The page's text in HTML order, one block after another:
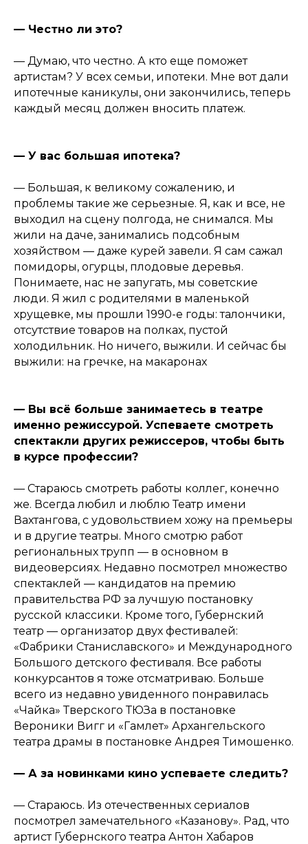
— Честно ли это?
— Думаю, что честно. А кто еще поможет
артистам? У всех семьи, ипотеки. Мне вот дали
ипотечные каникулы, они закончились, теперь
каждый месяц должен вносить платеж.
— У вас большая ипотека?
— Большая, к великому сожалению, и
проблемы такие же серьезные. Я, как и все, не
выходил на сцену полгода, не снимался. Мы
жили на даче, занимались подсобным
хозяйством — даже курей завели. Я сам сажал
помидоры, огурцы, плодовые деревья.
Понимаете, нас не запугать, мы советские
люди. Я жил с родителями в маленькой
хрущевке, мы прошли 1990-е годы: талончики,
отсутствие товаров на полках, пустой
холодильник. Но ничего, выжили. И сейчас бы
выжили: на гречке, на макаронах
— Вы всё больше занимаетесь в театре
именно режиссурой. Успеваете смотреть
спектакли других режиссеров, чтобы быть
в курсе профессии?
— Стараюсь смотреть работы коллег, конечно
же. Всегда любил и люблю Театр имени
Вахтангова, с удовольствием хожу на премьеры
и в другие театры. Много смотрю работ
региональных трупп — в основном в
видеоверсиях. Недавно посмотрел множество
спектаклей — кандидатов на премию
правительства РФ за лучшую постановку
русской классики. Кроме того, Губернский
театр — организатор двух фестивалей:
«Фабрики Станиславского» и Международного
Большого детского фестиваля. Все работы
конкурсантов я тоже отсматриваю. Больше
всего из недавно увиденного понравилась
«Чайка» Тверского ТЮЗа в постановке
Вероники Вигг и «Гамлет» Архангельского
театра драмы в постановке Андрея Тимошенко.
— А за новинками кино успеваете следить?
— Стараюсь. Из отечественных сериалов
посмотрел замечательного «Казанову». Рад, что
артист Губернского театра Антон Хабаров